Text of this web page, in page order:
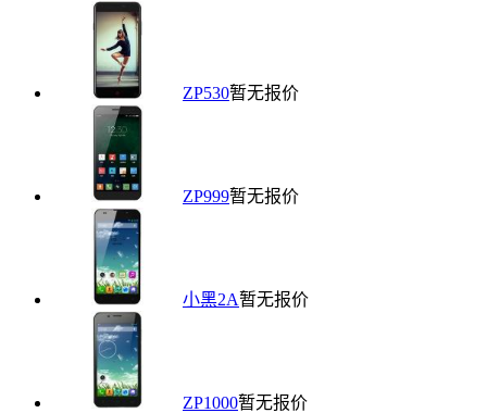
ZP530暂无报价
ZP999暂无报价
小黑2A暂无报价
ZP1000暂无报价